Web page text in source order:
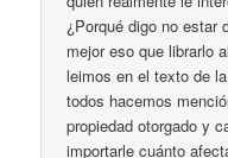
¿Porqué digo no estar
mejor eso que librarlo
leimos en el texto de
todos hacemos
propiedad otorgado y
importarle cuánto